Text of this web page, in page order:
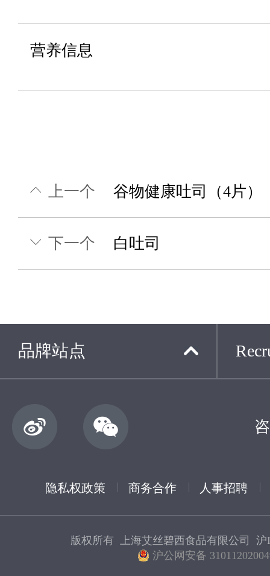
营养信息
上一个 谷物健康吐司（4片）
下一个 白吐司
品牌站点
隐私权政策 商务合作 人事招聘
版权所有 上海艾丝碧西食品有限公司 沪
沪公网安备